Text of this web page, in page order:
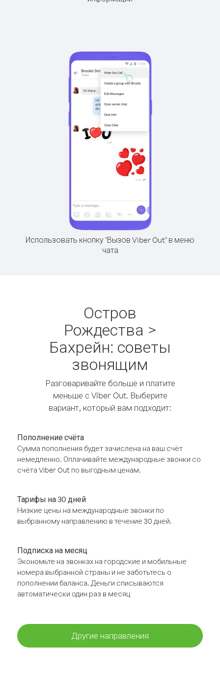
Использовать кнопку "Вызов Viber Out" в меню
чата
Остров
Рождества >
Бахрейн: советы
звонящим
Разговаривайте больше и платите
меньше с Viber Out. Выберите
вариант, который вам подходит:
Пополнение счёта
Сумма пополнения будет зачислена на ваш счёт
немедленно. Оплачивайте международные звонки со
счёта Viber Out по выгодным ценам.
Тарифы на 30 дней
Низкие цены на международные звонки по
выбранному направлению в течение 30 дней.
Подписка на месяц
Экономьте на звонках на городские и мобильные
номера выбранной страны и не заботьтесь о
пополнении баланса. Деньги списываются
автоматически один раз в месяц
Другие направления